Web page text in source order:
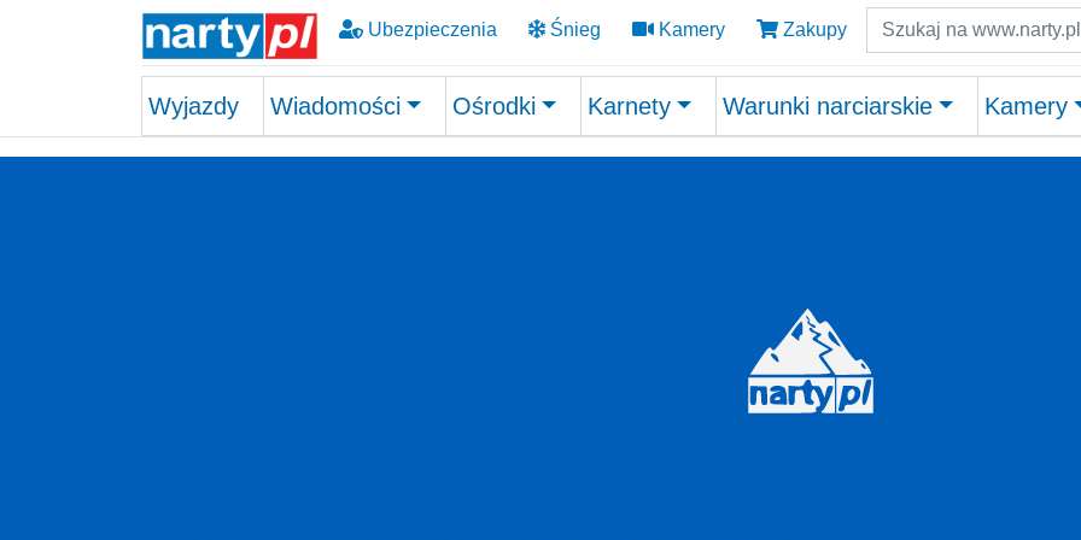
Ubezpieczenia Śnieg Kamery Zakupy Szukaj
Wyjazdy Wiadomości Ośrodki Karnety Warunki narciarskie Kamery